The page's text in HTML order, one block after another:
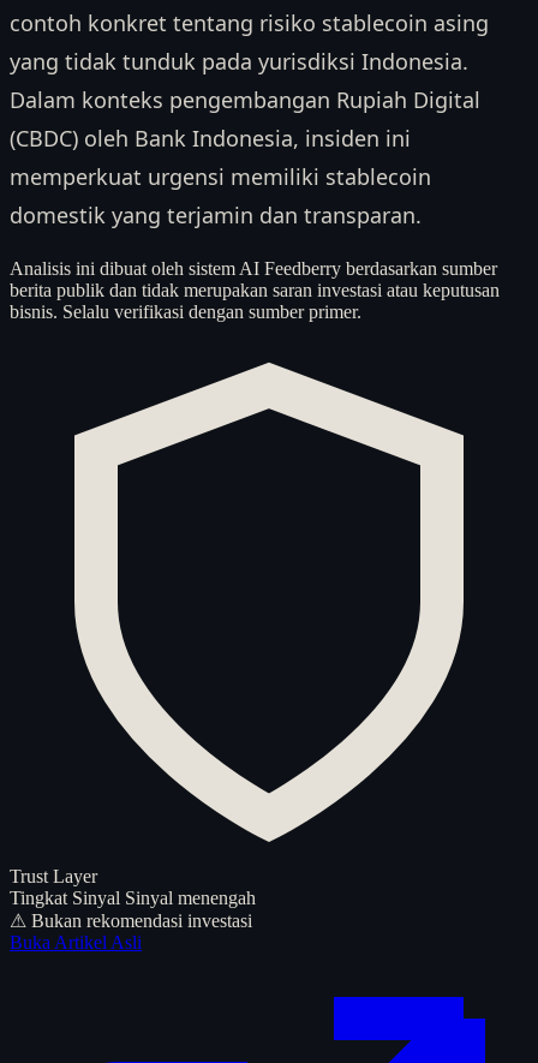
contoh konkret tentang risiko stablecoin asing
yang tidak tunduk pada yurisdiksi Indonesia.
Dalam konteks pengembangan Rupiah Digital
(CBDC) oleh Bank Indonesia, insiden ini
memperkuat urgensi memiliki stablecoin
domestik yang terjamin dan transparan.
Analisis ini dibuat oleh sistem AI Feedberry berdasarkan sumber
berita publik dan tidak merupakan saran investasi atau keputusan
bisnis. Selalu verifikasi dengan sumber primer.
Trust Layer
Tingkat Sinyal Sinyal menengah
⚠ Bukan rekomendasi investasi
Buka Artikel Asli